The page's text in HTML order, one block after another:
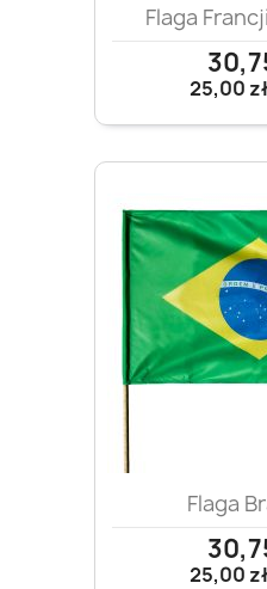
Flaga
25,00
Flaga
25,00